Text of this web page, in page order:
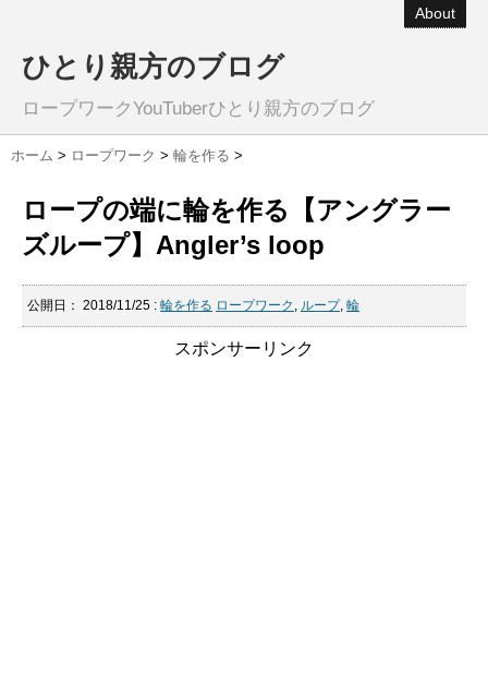
About
ひとり親方のブログ
ロープワークYouTuberひとり親方のブログ
ホーム > ロープワーク > 輪を作る >
ロープの端に輪を作る【アングラー
ズループ】Angler’s loop
公開日： 2018/11/25 : 輪を作る ロープワーク , ループ, 輪
スポンサーリンク